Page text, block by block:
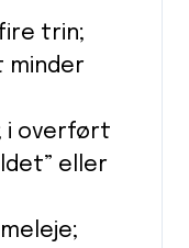
trin;
minder
i overført
eller